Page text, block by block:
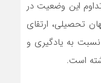
این وضعیت در
تحصیلی، ارتقای
به یادگیری و
است.